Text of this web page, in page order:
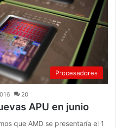
Procesadores
20
APU en junio
que AMD se presentaría el 1